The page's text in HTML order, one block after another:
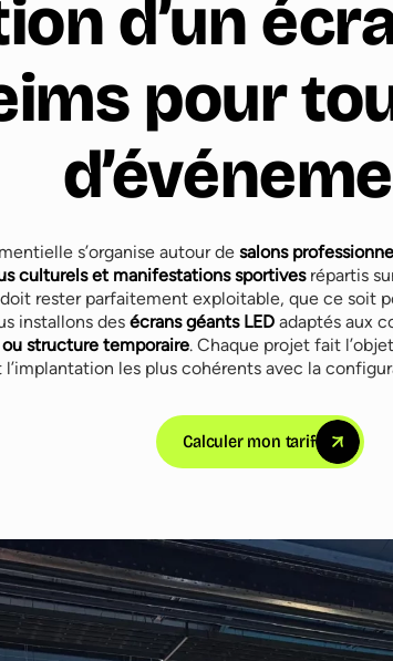
d’un
pour
s’organise autour de salons
culturels et manifestations sportivesrépartis
rester parfaitement exploitable, que ce soit
installons des écrans géants LED adaptés aux
structure temporaire. Chaque projet fait
les plus cohérents avec la
Calculer mon tarif
Conférences Fan zones sportivesStudios